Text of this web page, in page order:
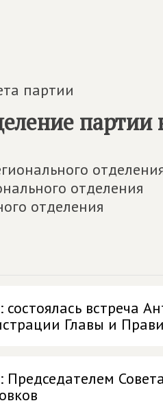
партии
отделения
отделения
встреча
Главы и
Председателем